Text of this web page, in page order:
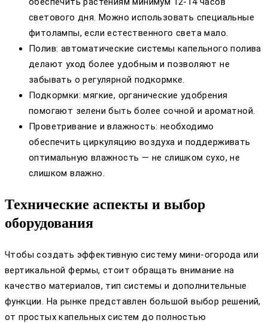
светового дня. Можно использовать специальные
фитолампы, если естественного света мало.
Полив: автоматические системы капельного полива
делают уход более удобным и позволяют не
забывать о регулярной подкормке.
Подкормки: мягкие, органические удобрения
помогают зелени быть более сочной и ароматной.
Проветривание и влажность: необходимо
обеспечить циркуляцию воздуха и поддерживать
оптимальную влажность — не слишком сухо, не
слишком влажно.
Технические аспекты и выбор
оборудования
Чтобы создать эффективную систему мини-огорода или
вертикальной фермы, стоит обращать внимание на
качество материалов, тип системы и дополнительные
функции. На рынке представлен большой выбор решений,
от простых капельных систем до полностью